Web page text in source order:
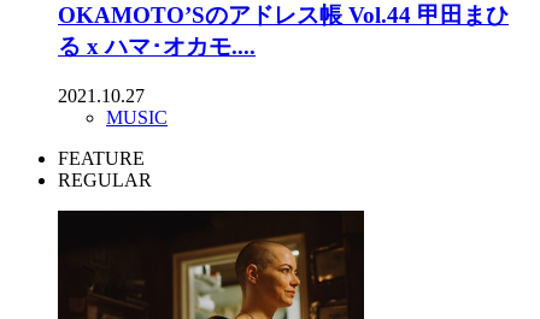
OKAMOTO’Sのアドレス帳 Vol.44 甲田まひ
る x ハマ･オカモ....
2021.10.27
MUSIC
FEATURE
REGULAR